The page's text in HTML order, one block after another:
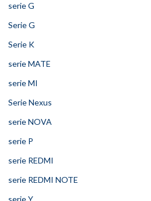
serie G
Serie G
Serie K
serie MATE
serie MI
Serie Nexus
serie NOVA
serie P
serie REDMI
serie REDMI NOTE